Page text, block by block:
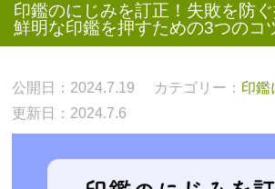
印鑑のにじみを訂正！失敗を防ぐ
鮮明な印鑑を押すための3つのコ
公開日：2024.7.19 カテゴリー： 印鑑
更新日：2024.7.6